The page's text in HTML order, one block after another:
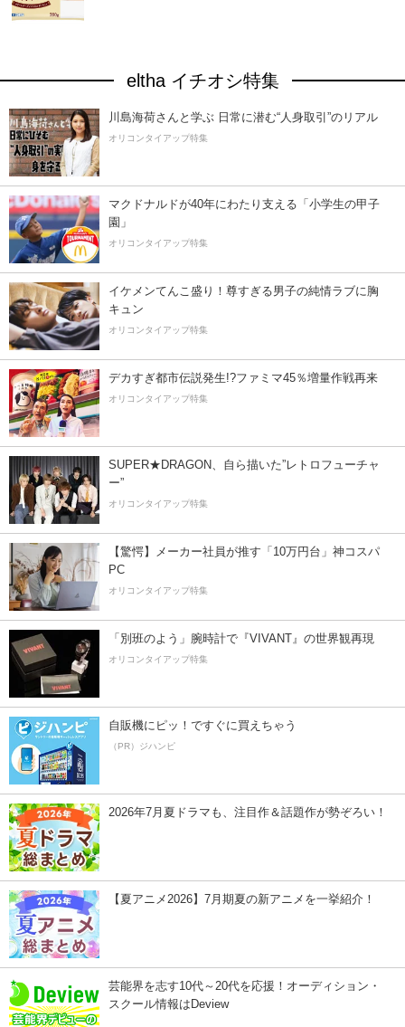
eltha イチオシ特集
川島海荷さんと学ぶ 日常に潜む“人身取引”のリアル
オリコンタイアップ特集
マクドナルドが40年にわたり支える「小学生の甲子
園」
オリコンタイアップ特集
イケメンてんこ盛り！尊すぎる男子の純情ラブに胸
キュン
オリコンタイアップ特集
デカすぎ都市伝説発生!?ファミマ45％増量作戦再来
オリコンタイアップ特集
SUPER★DRAGON、自ら描いた”レトロフューチャ
ー”
オリコンタイアップ特集
【驚愕】メーカー社員が推す「10万円台」神コスパ
PC
オリコンタイアップ特集
「別班のよう」腕時計で『VIVANT』の世界観再現
オリコンタイアップ特集
自販機にピッ！ですぐに買えちゃう
（PR）ジハンピ
2026年7月夏ドラマも、注目作＆話題作が勢ぞろい！
【夏アニメ2026】7月期夏の新アニメを一挙紹介！
芸能界を志す10代～20代を応援！オーディション・
スクール情報はDeview